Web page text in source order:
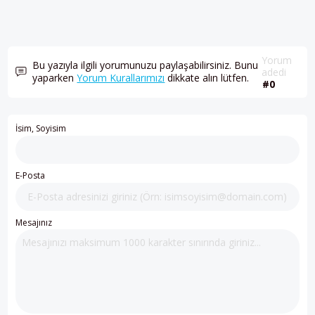
Bu yazıyla ilgili yorumunuzu paylaşabilirsiniz. Bunu
yaparkenYorum Kurallarımızı dikkate alın lütfen.
Yorum
adedi
#0
İsim, Soyisim
E-Posta
Mesajınız